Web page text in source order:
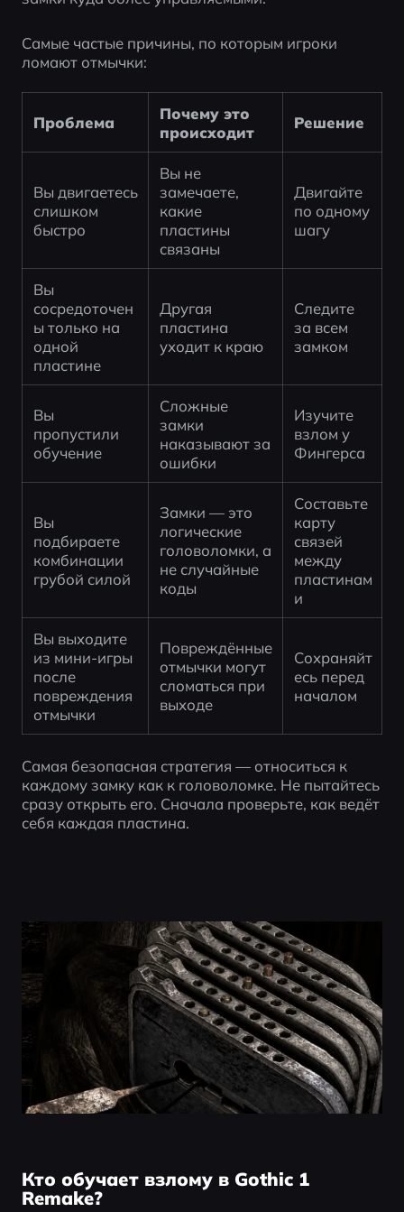
Самые частые причины, по которым игроки
ломают отмычки:
Проблема
Почему это
происходит
Решение
Вы двигаетесь
слишком
быстро
Вы не
замечаете,
какие
пластины
связаны
Двигайте
по одному
шагу
Вы
сосредоточен
ы только на
одной
пластине
Другая
пластина
уходит к краю
Следите
за всем
замком
Вы
пропустили
обучение
Сложные
замки
наказывают за
ошибки
Изучите
взлом у
Фингерса
Вы
подбираете
комбинации
грубой силой
Замки — это
логические
головоломки, а
не случайные
коды
Составьте
карту
связей
между
пластинам
и
Вы выходите
из мини-игры
после
повреждения
отмычки
Повреждённые
отмычки могут
сломаться при
выходе
Сохраняйт
есь перед
началом
Самая безопасная стратегия — относиться к
каждому замку как к головоломке. Не пытайтесь
сразу открыть его. Сначала проверьте, как ведёт
себя каждая пластина.
Кто обучает взлому в Gothic 1
Remake?